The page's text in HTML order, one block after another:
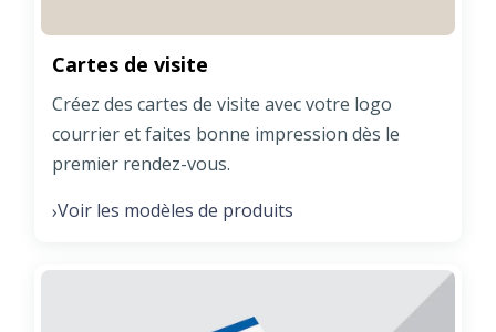
Cartes de visite
Créez des cartes de visite avec votre logo
courrier et faites bonne impression dès le
premier rendez-vous.
›Voir les modèles de produits